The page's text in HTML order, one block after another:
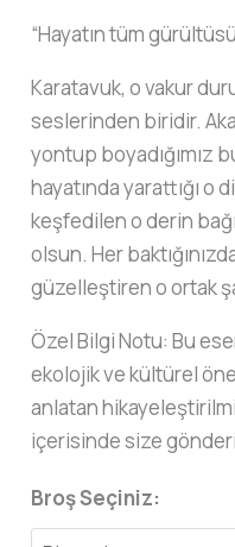
“Hayatın tüm
Karatavuk, o vakur
seslerinden biridir.
yontup boyadığımız
hayatında yarattığı o
keşfedilen o derin
olsun. Her
güzelleştiren o ortak
Özel Bilgi Notu: Bu
ekolojik ve kültürel
anlatan
içerisinde size
Broş Seçiniz: